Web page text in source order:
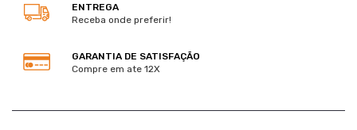
ENTREGA
Receba onde preferir!
GARANTIA DE SATISFAÇÃO
Compre em ate 12X